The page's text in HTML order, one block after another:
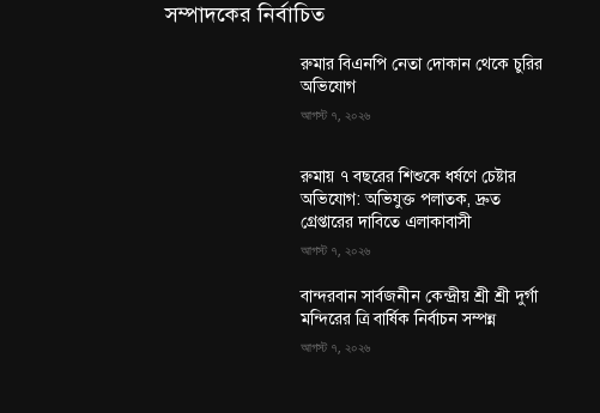
সম্পাদকের নির্বাচিত
রুমার বিএনপি নেতা দোকান থেকে চুরির
অভিযোগ
আগস্ট ৭, ২০২৬
রুমায় ৭ বছরের শিশুকে ধর্ষণে চেষ্টার
অভিযোগ: অভিযুক্ত পলাতক, দ্রুত
গ্রেপ্তারের দাবিতে এলাকাবাসী
আগস্ট ৭, ২০২৬
বান্দরবান সার্বজনীন কেন্দ্রীয় শ্রী শ্রী দুর্গা
মন্দিরের ত্রি বার্ষিক নির্বাচন সম্পন্ন
আগস্ট ৭, ২০২৬